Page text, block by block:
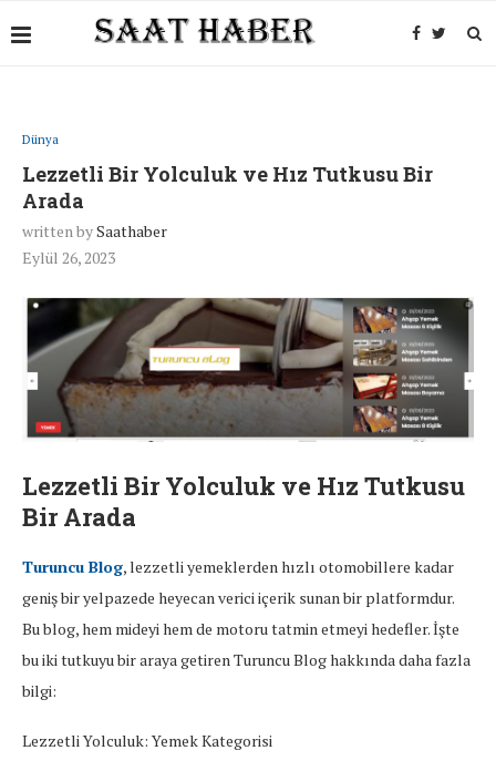
Dünya
Lezzetli Bir Yolculuk ve Hız Tutkusu Bir
Arada
written bySaathaber
Eylül 26, 2023
Lezzetli Bir Yolculuk ve Hız Tutkusu
Bir Arada
Turuncu Blog, lezzetli yemeklerden hızlı otomobillere kadar
geniş bir yelpazede heyecan verici içerik sunan bir platformdur.
Bu blog, hem mideyi hem de motoru tatmin etmeyi hedefler. İşte
bu iki tutkuyu bir araya getiren Turuncu Blog hakkında daha fazla
bilgi:
Lezzetli Yolculuk: Yemek Kategorisi